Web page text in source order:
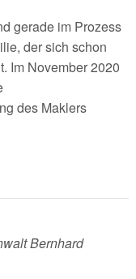
gerade im Prozess
der sich schon
Im November 2020
des Maklers
Bernhard